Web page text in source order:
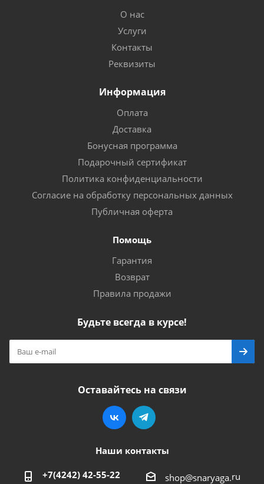
О нас
Услуги
Контакты
Реквизиты
Информация
Оплата
Доставка
Бонусная программа
Подарочный сертификат
Политика конфиденциальности
Согласие на обработку персональных данных
Публичная оферта
Помощь
Гарантия
Возврат
Правила продажи
Будьте всегда в курсе!
Оставайтесь на связи
Наши контакты
+7(4242) 42-55-22 shop@snaryaga.ru